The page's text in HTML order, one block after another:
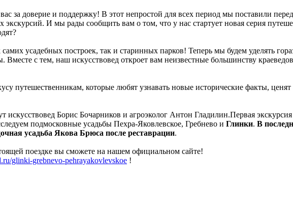
за доверие и поддержку! В этот непростой для всех период мы поставили
И мы рады сообщить вам о том, что у нас стартует новая серия
усадебных построек, так и старинных парков! Теперь мы будем уделять
с тем, наш искусствовед откроет вам неизвестные большинству
путешественникам, которые любят узнавать новые исторические факты,
Борис Бочарников и агроэколог Антон Гладилин.Первая
подмосковные усадьбы Пехра-Яковлевское, Гребнево и Глинки. В
усадьба Якова Брюса после реставрации.
поездке вы сможете на нашем официальном сайте!
glinki-grebnevo-pehrayakovlevskoe !